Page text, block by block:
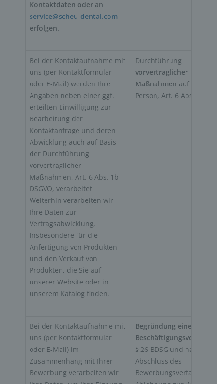
Kontaktdaten oder an
service@scheu-dental.com
erfolgen.
Bei der Kontaktaufnahme mit
uns (per Kontaktformular
oder E-Mail) werden Ihre
Angaben neben einer ggf.
erteilten Einwilligung zur
Bearbeitung der
Kontaktanfrage und deren
Abwicklung auch auf Basis
der Durchführung
vorvertraglicher
Maßnahmen, Art. 6 Abs. 1b
DSGVO, verarbeitet.
Weiterhin verarbeiten wir
Ihre Daten zur
Vertragsabwicklung,
insbesondere für die
Anfertigung von Produkten
und den Verkauf von
Produkten, die Sie auf
unserer Website oder in
unserem Katalog finden.
Durchführung
vorvertraglicher
Maßnahmen auf
Person, Art. 6 Abs. 1b
Bei der Kontaktaufnahme mit
uns (per Kontaktformular
oder E-Mail) im
Zusammenhang mit Ihrer
Bewerbung verarbeiten wir
Begründung eines
§ 26 BDSG und nach
Abschluss des
Bewerbungsverfahrens